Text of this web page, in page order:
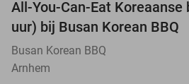
All-You-Can-Eat Koreaanse
uur) bij Busan Korean BBQ
Busan Korean BBQ
Arnhem